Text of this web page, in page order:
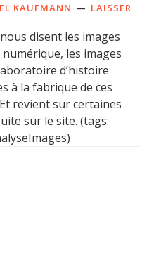
KAUFMANN
LAISSER
disent les images
les images
d’histoire
à la fabrique de ces
revient sur certaines
sur le site. (tags: